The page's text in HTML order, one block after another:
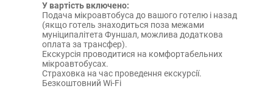
У вартість включено:
Подача мікроавтобуса до вашого готелю і назад
(якщо готель знаходиться поза межами
муніципалітета Фуншал, можлива додаткова
оплата за трансфер).
Екскурсія проводитися на комфортабельних
мікроавтобусах.
Страховка на час проведення екскурсії.
Безкоштовний Wi-Fi